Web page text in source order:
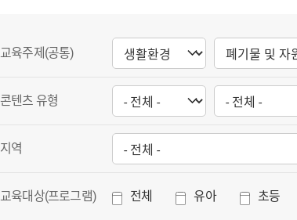
교육주제(공통)
콘텐츠 유형
지역
교육대상(프로그램) 전체 유아 초등